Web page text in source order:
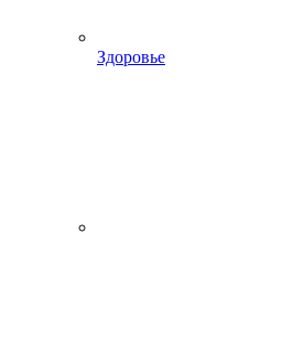
Здоровье